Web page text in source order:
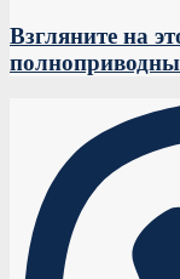
Взгляните на